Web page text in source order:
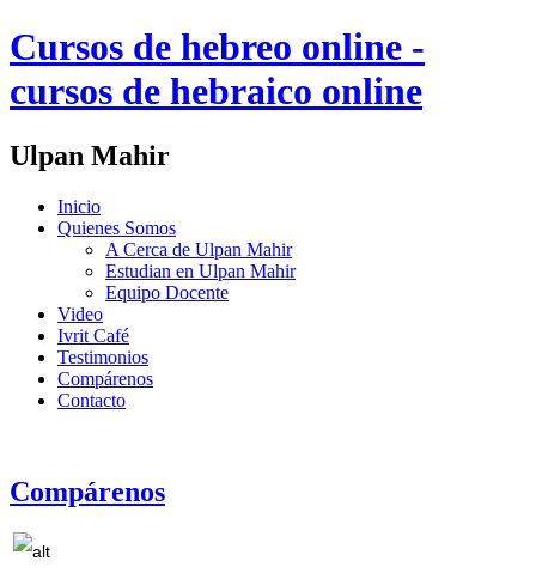
Cursos de hebreo online -
cursos de hebraico online
Ulpan Mahir
Inicio
Quienes Somos
A Cerca de Ulpan Mahir
Estudian en Ulpan Mahir
Equipo Docente
Video
Ivrit Café
Testimonios
Compárenos
Contacto
Compárenos